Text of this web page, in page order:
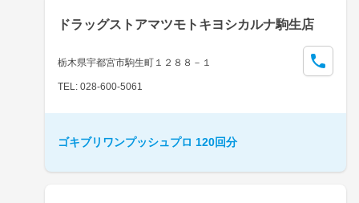
ドラッグストアマツモトキヨシカルナ駒生店
栃木県宇都宮市駒生町１２８８－１
TEL: 028-600-5061
ゴキブリワンプッシュプロ 120回分